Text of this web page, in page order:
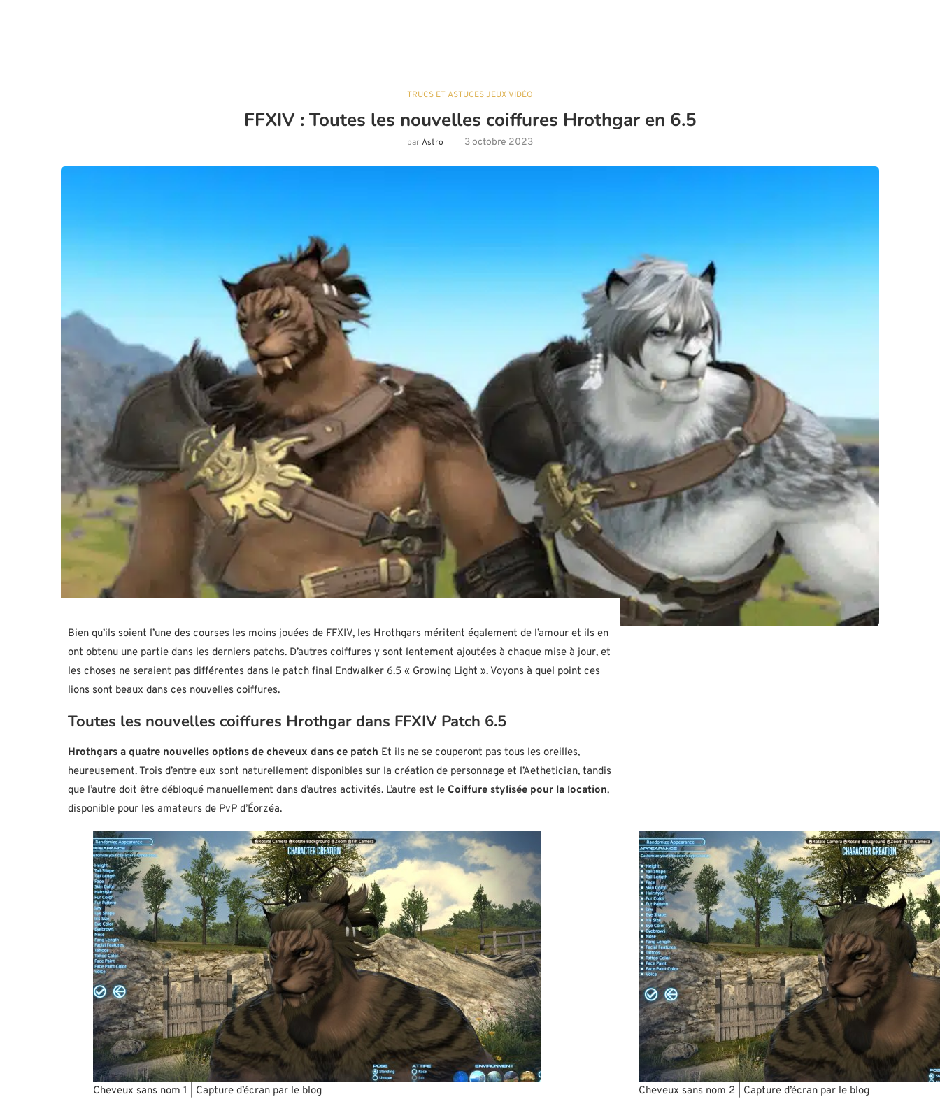
TRUCS ET ASTUCES JEUX VIDÉO
FFXIV : Toutes les nouvelles coiffures Hrothgar en 6.5
parAstro 3 octobre 2023
Bien qu’ils soient l’une des courses les moins jouées de FFXIV, les Hrothgars méritent également de l’amour et ils en
ont obtenu une partie dans les derniers patchs. D’autres coiffures y sont lentement ajoutées à chaque mise à jour, et
les choses ne seraient pas différentes dans le patch final Endwalker 6.5 « Growing Light ». Voyons à quel point ces
lions sont beaux dans ces nouvelles coiffures.
Toutes les nouvelles coiffures Hrothgar dans FFXIV Patch 6.5
Hrothgars a quatre nouvelles options de cheveux dans ce patch Et ils ne se couperont pas tous les oreilles,
heureusement. Trois d’entre eux sont naturellement disponibles sur la création de personnage et l’Aethetician, tandis
que l’autre doit être débloqué manuellement dans d’autres activités. L’autre est le Coiffure stylisée pour la location,
disponible pour les amateurs de PvP d’Éorzéa.
Cheveux sans nom 1 | Capture d’écran par le blog Cheveux sans nom 2 | Capture d’écran par le blog